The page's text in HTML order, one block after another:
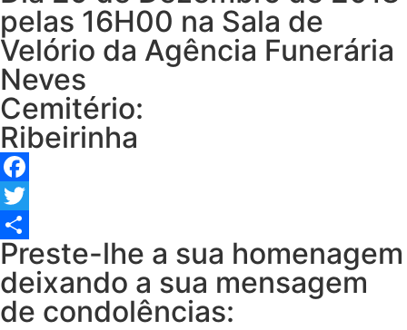
pelas 16H00 na Sala de
Velório da Agência Funerária
Neves
Cemitério:
Ribeirinha
Facebook
Twitter
Share
Preste-lhe a sua homenagem
deixando a sua mensagem
de condolências: